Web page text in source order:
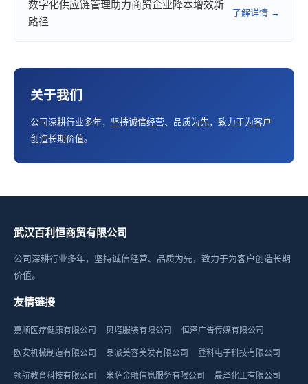
数字化供应链管理助力商贸企业降本增效新
路径
了解详情 →
关于我们
公司深耕行业多年，坚持诚信经营、品质为先，致力于为客户
创造长期价值。
武汉百利恒商贸有限公司
公司深耕行业多年，坚持诚信经营、品质为先，致力于为客户创造长期
价值。
友情链接
嘉顺医疗健康有限公司 贝塔服装有限公司 恒泽广告传媒有限公司
欧安机械制造有限公司 品派美容美发有限公司 登科电子科技有限公司
领航教育科技有限公司 米萨金融信息服务有限公司 晟泽化工有限公司